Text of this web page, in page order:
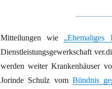
Mitteilungen wie „Ehemaliges
Dienstleistungsgewerkschaft
werden weiter Krankenhäuser
Jorinde Schulz vom Bündnis